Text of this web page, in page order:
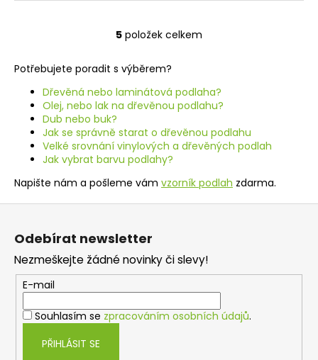
O
l
á
d
c
í
p
r
ý
p
i
s
u
5 položek celkem
Potřebujete poradit s výběrem?
Dřevěná nebo laminátová podlaha?
Olej, nebo lak na dřevěnou podlahu?
Dub nebo buk?
Jak se správně starat o dřevěnou podlahu
Velké srovnání vinylových a dřevěných podlah
Jak vybrat barvu podlahy?
Napište nám a pošleme vám vzorník podlah zdarma.
Z
Odebírat newsletter
Nezmeškejte žádné novinky či slevy!
E-mail
Souhlasím se zpracováním osobních údajů.
PŘIHLÁSIT SE